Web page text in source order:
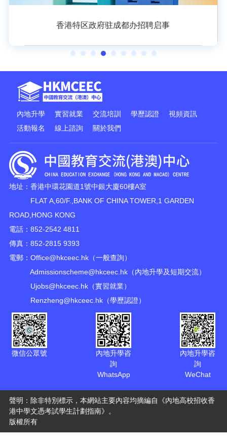
香港特区政府驻成都办招聘启事
內地升學 實習就業 交流培訓 學歷認證
視頻資訊
活動報名
線上諮詢 關於我們
地址：香港中環花園道1號中銀大廈60樓A室
FLAT A,60/F.,BANK OF CHINA TOWER,1 GARDEN
ROAD,HONG KONG
電話：852-2542 4811
傳真：852-2815 9393
電郵： Office@hkceec.hk（一般查詢）
Admissionscheme@hkceec.hk（內地升學及短期交流）
Ujobs@hkceec.hk（實習就業）
Renzheng@hkceec.hk（學歷認證）
微信公眾號
內地升學咨
詢
WhatsApp
內地升學咨
詢
WeChat
聲明：除非特別標示，本網站主要內容均摘編自《內地高校招收香
港中學文憑考試學生計劃指南》。
版權所有